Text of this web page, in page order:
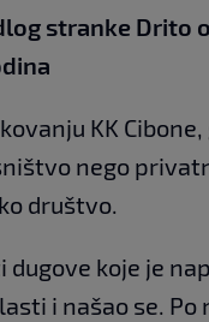
stranke Drito
KK
nego
društvo.
koje je
i našao se. Po